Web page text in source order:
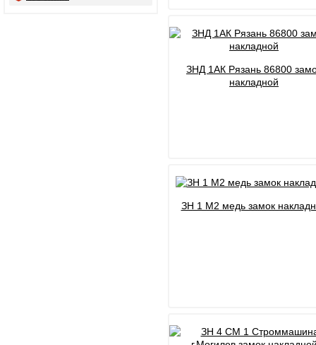
ЗНД 1АК Рязань 86800
накладной
ЗН 1 М2 медь замок